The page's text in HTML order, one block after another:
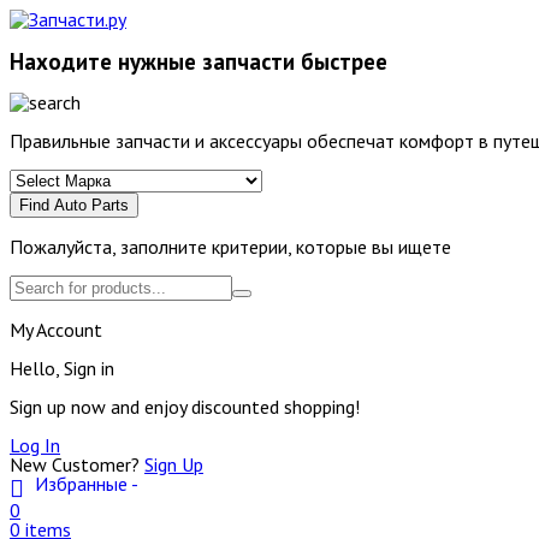
Находите нужные запчасти быстрее
Правильные запчасти и аксессуары обеспечат комфорт в
Find Auto Parts
Пожалуйста, заполните критерии, которые вы ищете
My Account
Hello, Sign in
Sign up now and enjoy discounted shopping!
Log In
New Customer? Sign Up
Избранные -
0
0 items